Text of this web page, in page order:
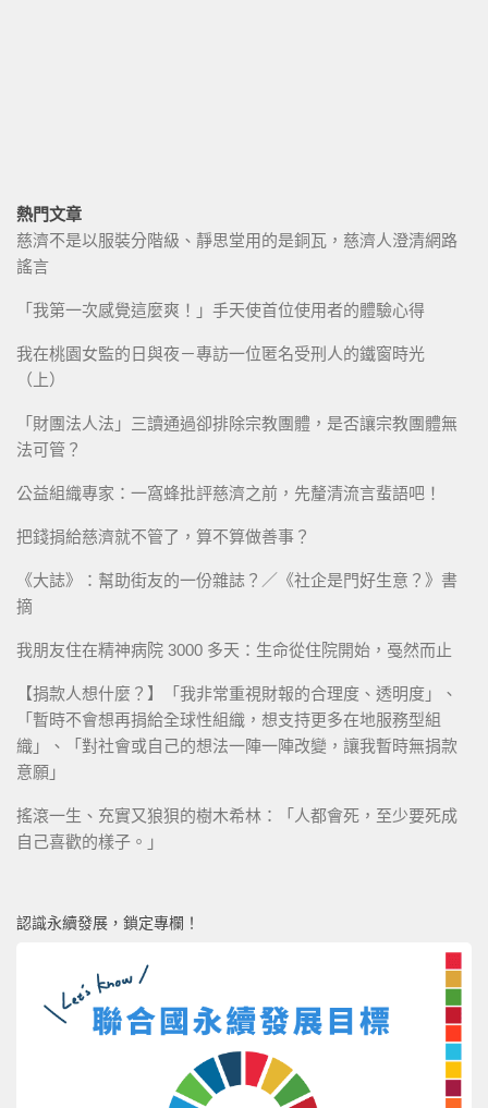
熱門文章
慈濟不是以服裝分階級、靜思堂用的是銅瓦，慈濟人澄清網路
謠言
「我第一次感覺這麼爽！」手天使首位使用者的體驗心得
我在桃園女監的日與夜－專訪一位匿名受刑人的鐵窗時光
（上）
「財團法人法」三讀通過卻排除宗教團體，是否讓宗教團體無
法可管？
公益組織專家：一窩蜂批評慈濟之前，先釐清流言蜚語吧！
把錢捐給慈濟就不管了，算不算做善事？
《大誌》：幫助街友的一份雜誌？／《社企是門好生意？》書
摘
我朋友住在精神病院 3000 多天：生命從住院開始，戞然而止
【捐款人想什麼？】「我非常重視財報的合理度、透明度」、
「暫時不會想再捐給全球性組織，想支持更多在地服務型組
織」、「對社會或自己的想法一陣一陣改變，讓我暫時無捐款
意願」
搖滾一生、充實又狼狽的樹木希林：「人都會死，至少要死成
自己喜歡的樣子。」
認識永續發展，鎖定專欄！